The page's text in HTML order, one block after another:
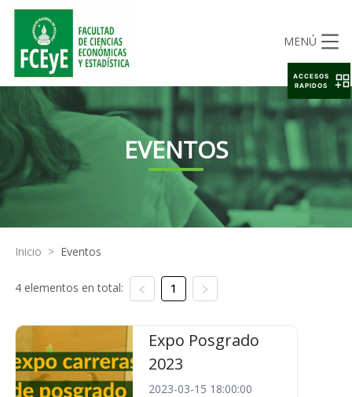
MENÚ
EVENTOS
Inicio > Eventos
4 elementos en total: 1
Expo Posgrado
2023
2023-03-15 18:00:00
ACCESOS
RAPIDOS